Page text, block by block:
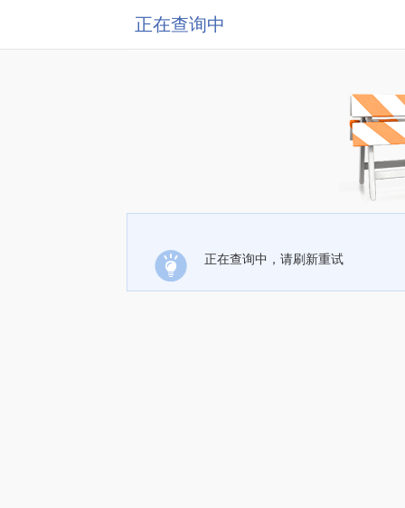
正在查询中
正在查询中，请刷新重试